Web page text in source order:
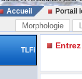
Accueil Portail
Morphologie
TLFi